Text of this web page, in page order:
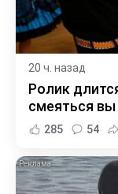
20 ч. назад
Ролик
смеяться
285 54